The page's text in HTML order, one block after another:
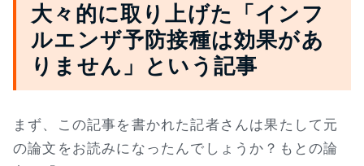
大々的に取り上げた「インフ
ルエンザ予防接種は効果があ
りません」という記事
まず、この記事を書かれた記者さんは果たして元
の論文をお読みになったんでしょうか？もとの論